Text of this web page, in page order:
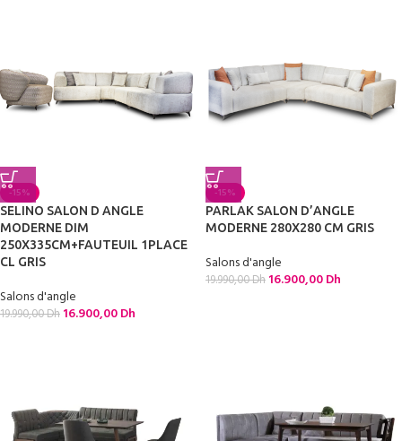
-15%
SELINO SALON D ANGLE
MODERNE DIM
250X335CM+FAUTEUIL 1PLACE
CL GRIS
Salons d'angle
19.990,00Dh 16.900,00Dh
-15%
PARLAK SALON D’ANGLE
MODERNE 280X280 CM GRIS
Salons d'angle
19.990,00Dh 16.900,00Dh